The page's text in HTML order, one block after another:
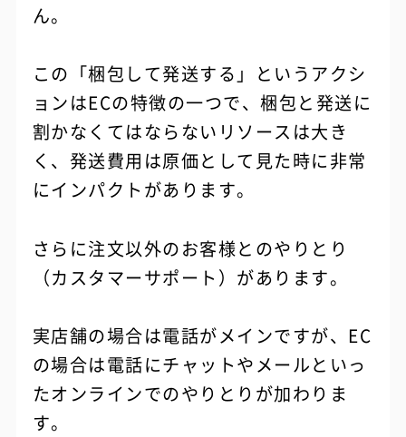
ん。
この「梱包して発送する」というアクシ
ョンはECの特徴の一つで、梱包と発送に
割かなくてはならないリソースは大き
く、発送費用は原価として見た時に非常
にインパクトがあります。
さらに注文以外のお客様とのやりとり
（カスタマーサポート）があります。
実店舗の場合は電話がメインですが、EC
の場合は電話にチャットやメールといっ
たオンラインでのやりとりが加わりま
す。